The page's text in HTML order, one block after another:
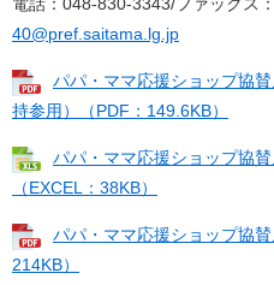
電話：048-830-3343/ファックス
40@pref.saitama.lg.jp
パパ・ママ応援ショップ協
持参用）（PDF：149.6KB）
パパ・ママ応援ショップ協
（EXCEL：38KB）
パパ・ママ応援ショップ協
214KB）